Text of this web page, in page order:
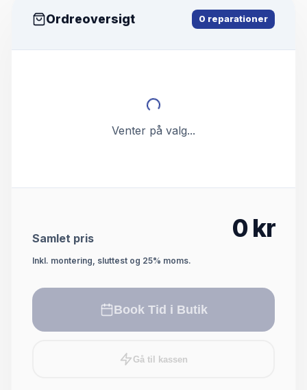
Ordreoversigt 0 reparationer
Venter på valg...
Samlet pris 0 kr
Inkl. montering, sluttest og 25% moms.
Book Tid i Butik
Gå til kassen